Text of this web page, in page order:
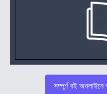
সম্পুর্ণ বই